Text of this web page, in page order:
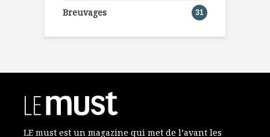
Breuvages 31
LE must est un magazine qui met de l’avant les